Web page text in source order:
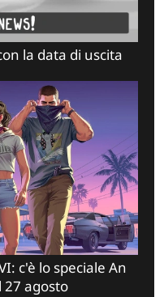
la data di uscita
c'è lo speciale An
27 agosto